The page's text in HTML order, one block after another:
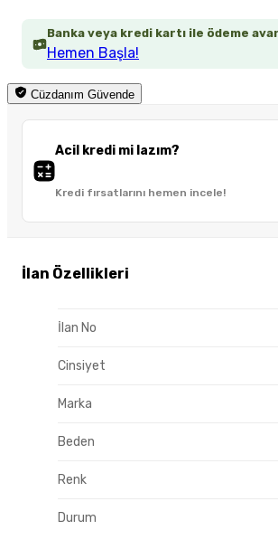
Banka veya kredi kartı ile ödeme
Hemen Başla!
Cüzdanım Güvende
Acil kredi mi lazım?
Kredi fırsatlarını hemen incele!
İlan Özellikleri
İlan No
Cinsiyet
Marka
Beden
Renk
Durum